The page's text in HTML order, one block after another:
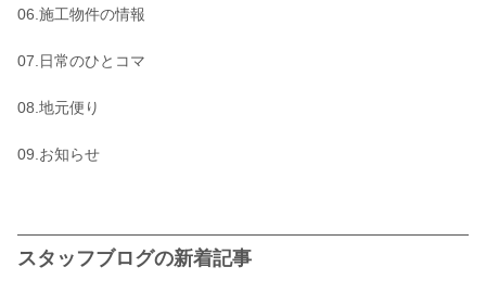
06.施工物件の情報
07.日常のひとコマ
08.地元便り
09.お知らせ
スタッフブログの新着記事